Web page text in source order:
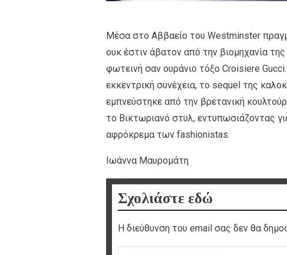
Μέσα στο Αββαείο του Westminster
ουκ έστιν άβατον από την βιομηχανία
φωτεινή σαν ουράνιο τόξο Croisiere
εκκεντρική συνέχεια, το sequel της
εμπνεύστηκε από την βρετανική
το Bικτωριανό στυλ, εντυπωσιάζοντας
αφρόκρεμα των fashionistas.
Ιωάννα Μαυρομάτη
Σχολιάστε εδώ
Η διεύθυνση του email σας δεν θα